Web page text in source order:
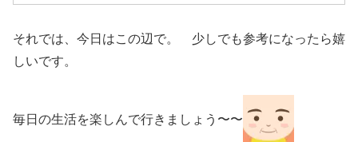
それでは、今日はこの辺で。 少しでも参考になったら嬉
しいです。
毎日の生活を楽しんで行きましょう〜〜